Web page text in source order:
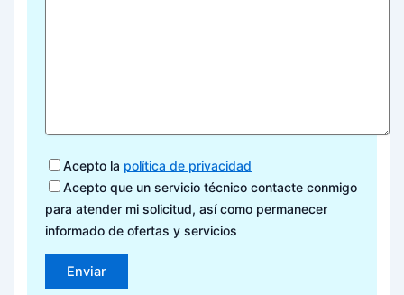
Acepto la política de privacidad
Acepto que un servicio técnico contacte conmigo
para atender mi solicitud, así como permanecer
informado de ofertas y servicios